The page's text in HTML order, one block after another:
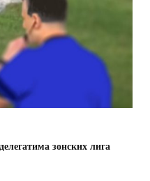
зонских лига